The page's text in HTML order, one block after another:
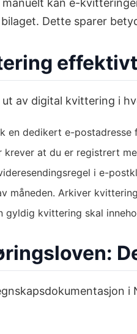
kan e-
Dette sparer
av digital kvittering i
en dedikert e-
krever at du er registrert
i e-
måneden. Arkiver
gyldig kvittering skal